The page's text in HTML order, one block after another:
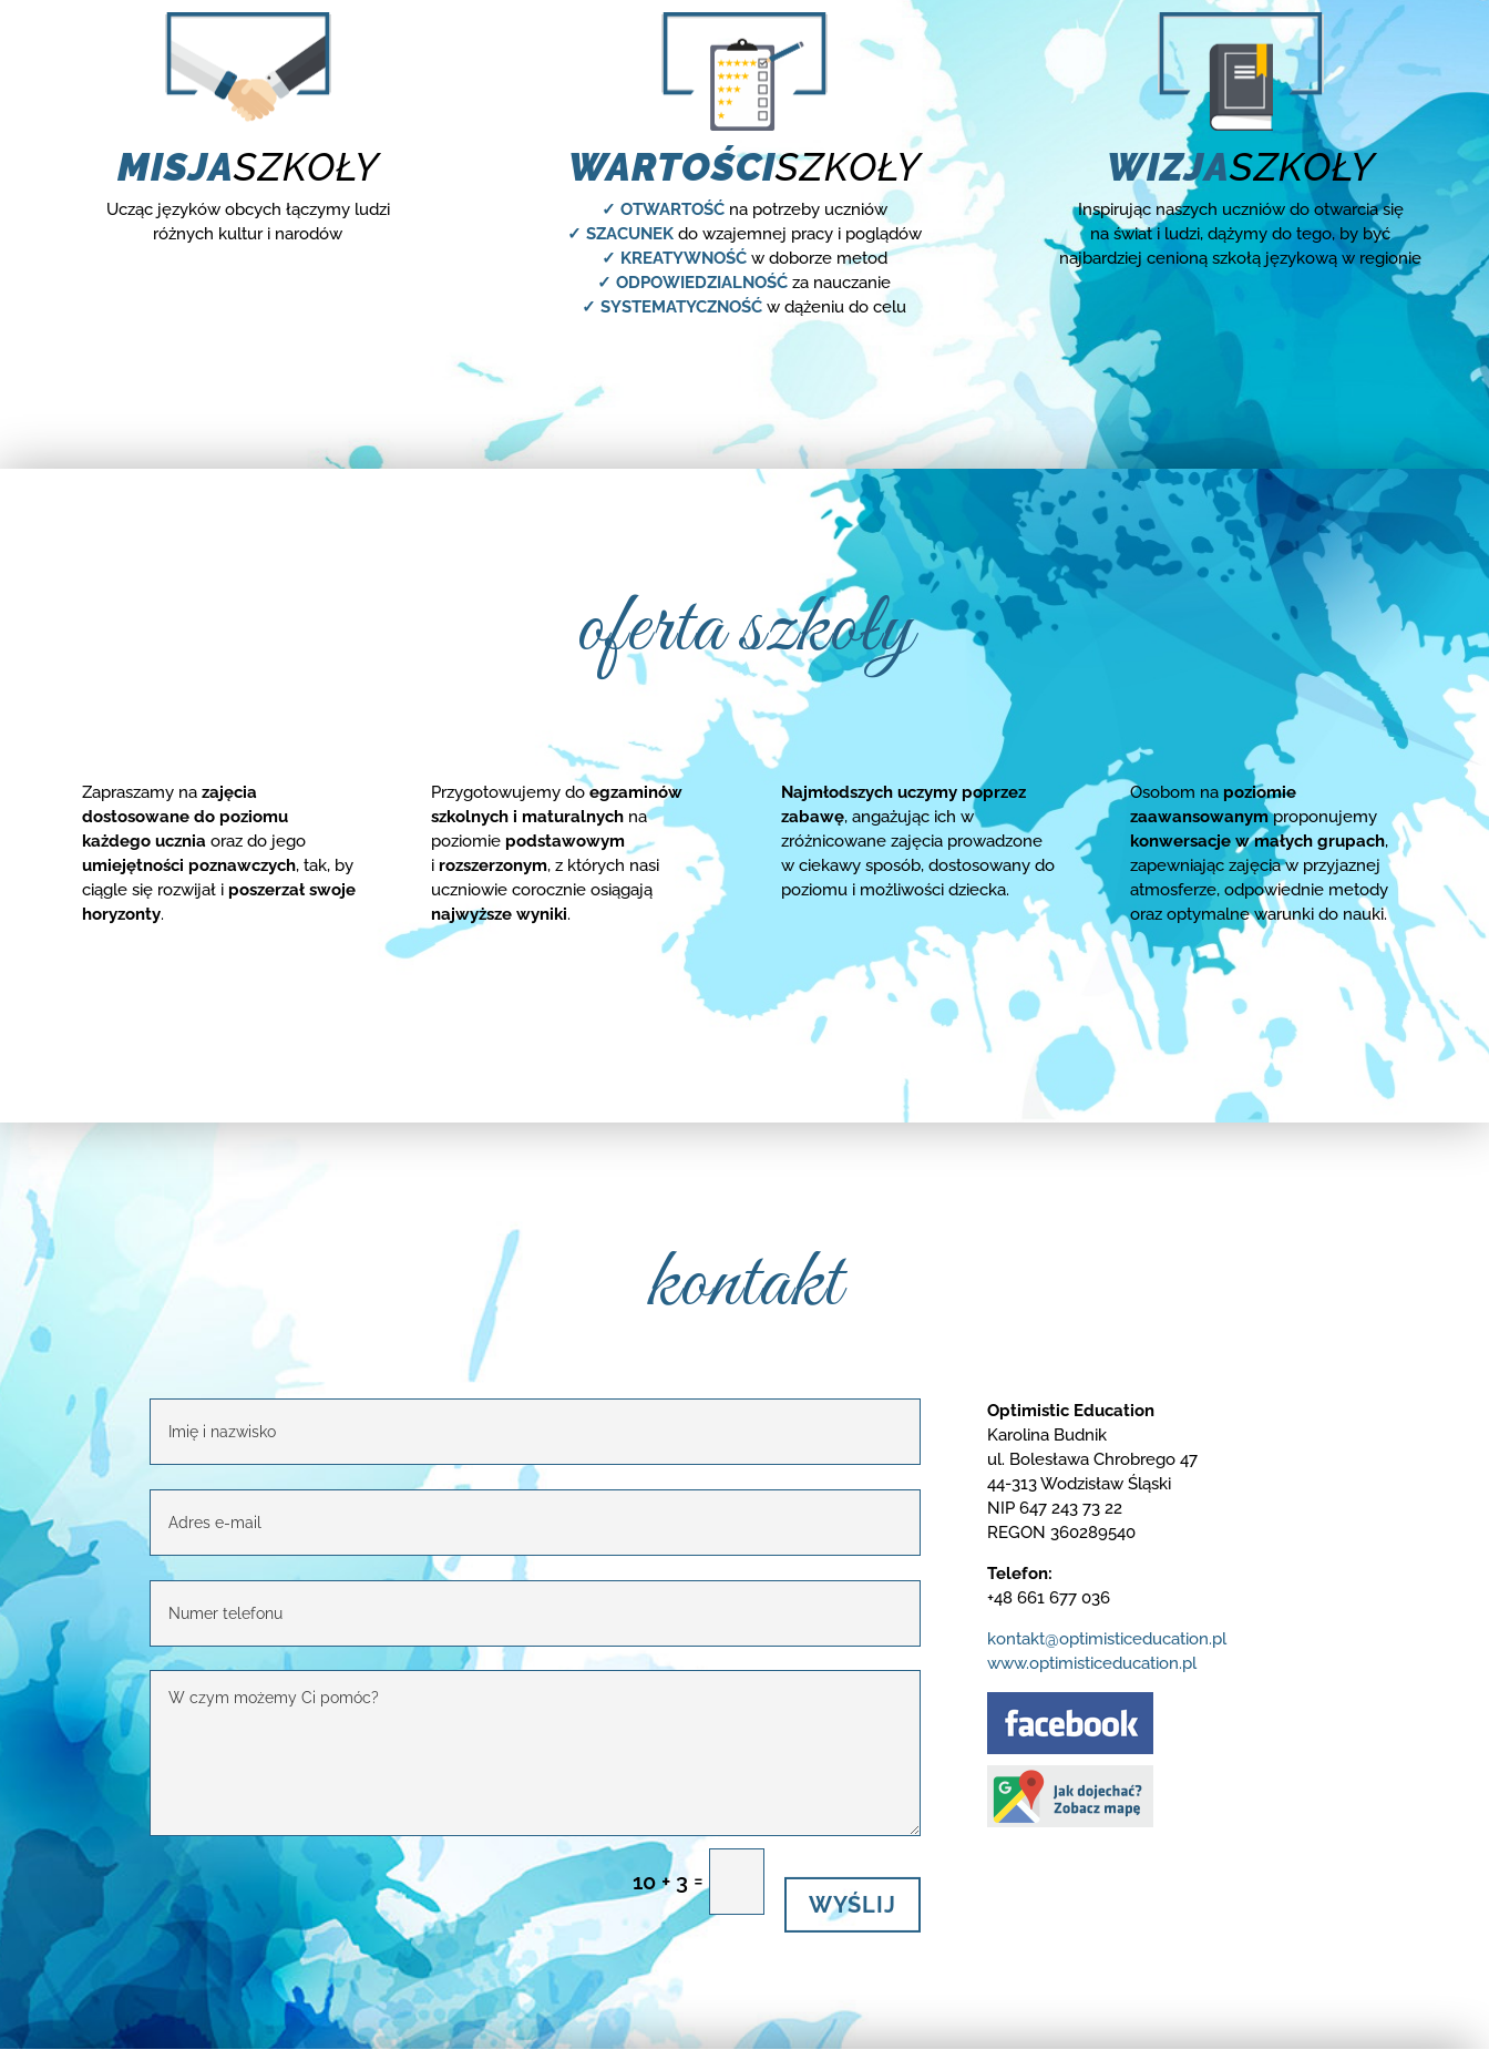
MISJASZKOŁY
Ucząc języków obcych łączymy ludzi
różnych kultur i narodów
WARTOŚCISZKOŁY
✓ OTWARTOŚĆna potrzeby uczniów
✓ SZACUNEKdo wzajemnej pracy i poglądów
✓ KREATYWNOŚĆw doborze metod
✓ ODPOWIEDZIALNOŚĆ za nauczanie
✓ SYSTEMATYCZNOŚĆ w dążeniu do celu
WIZJASZKOŁY
Inspirując naszych uczniów do otwarcia się
na świat i ludzi, dążymy do tego, by być
najbardziej cenioną szkołą językową w regionie
oferta szkoły
Zapraszamy nazajęcia
dostosowane do poziomu
każdego ucznia oraz do jego
umiejętności poznawczych, tak, by
ciągle się rozwijał i poszerzał swoje
horyzonty.
Przygotowujemy doegzaminów
szkolnych i maturalnych na
poziomie podstawowym
i rozszerzonym, z których nasi
uczniowie corocznie osiągają
najwyższe wyniki.
Najmłodszych uczymy poprzez
zabawę, angażując ich w
zróżnicowane zajęcia prowadzone
w ciekawy sposób, dostosowany do
poziomu i możliwości dziecka.
Osobom na poziomie
zaawansowanymproponujemy
konwersacje w małych grupach,
zapewniając zajęcia w przyjaznej
atmosferze, odpowiednie metody
oraz optymalne warunki do nauki.
kontakt
10 + 3 =
WYŚLIJ
Optimistic Education
Karolina Budnik
ul. Bolesława Chrobrego 47
44-313 Wodzisław Śląski
NIP 647 243 73 22
REGON 360289540
Telefon:
+48 661 677 036
kontakt@optimisticeducation.pl
www.optimisticeducation.pl